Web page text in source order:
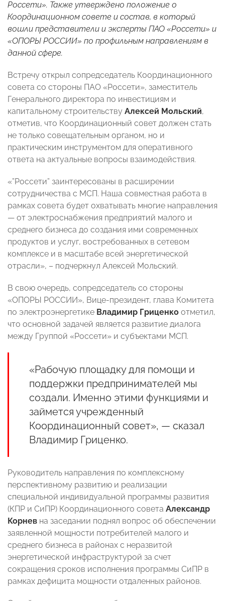
Россети». Также утверждено положение о
Координационном совете и состав, в который
вошли представители и эксперты ПАО «Россети» и
«ОПОРЫ РОССИИ» по профильным направлениям в
данной сфере.
Встречу открыл сопредседатель Координационного
совета со стороны ПАО «Россети», заместитель
Генерального директора по инвестициям и
капитальному строительству Алексей Мольский,
отметив, что Координационный совет должен стать
не только совещательным органом, но и
практическим инструментом для оперативного
ответа на актуальные вопросы взаимодействия.
«”Россети” заинтересованы в расширении
сотрудничества с МСП. Наша совместная работа в
рамках совета будет охватывать многие направления
— от электроснабжения предприятий малого и
среднего бизнеса до создания ими современных
продуктов и услуг, востребованных в сетевом
комплексе и в масштабе всей энергетической
отрасли», – подчеркнул Алексей Мольский.
В свою очередь, сопредседатель со стороны
«ОПОРЫ РОССИИ», Вице-президент, глава Комитета
по электроэнергетике Владимир Гриценко отметил,
что основной задачей является развитие диалога
между Группой «Россети» и субъектами МСП.
«Рабочую площадку для помощи и
поддержки предпринимателей мы
создали. Именно этими функциями и
займется учрежденный
Координационный совет», — сказал
Владимир Гриценко.
Руководитель направления по комплексному
перспективному развитию и реализации
специальной индивидуальной программы развития
(КПР и СиПР) Координационного совета Александр
Корнев на заседании поднял вопрос об обеспечении
заявленной мощности потребителей малого и
среднего бизнеса в районах с неразвитой
энергетической инфраструктурой за счет
сокращения сроков исполнения программы СиПР в
рамках дефицита мощности отдаленных районов.